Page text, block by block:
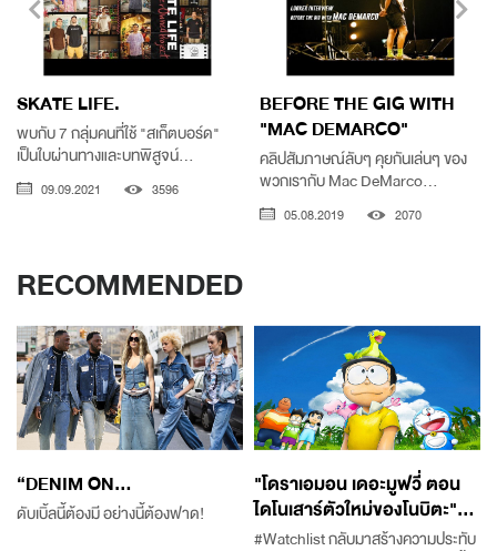
SKATE LIFE.
พบกับ 7 กลุ่มคนที่ใช้ "สเก็ตบอร์ด"
เป็นใบผ่านทางและบทพิสูจน์...
09.09.2021 3596
BEFORE THE GIG WITH
"MAC DEMARCO"
คลิปสัมภาษณ์ลับๆ คุยกันเล่นๆ ของ
พวกเรากับ Mac DeMarco...
05.08.2019 2070
RECOMMENDED
“DENIM ON...
ดับเบิ้ลนี้ต้องมี อย่างนี้ต้องฟาด!
"โดราเอมอน เดอะมูฟวี่ ตอน
ไดโนเสาร์ตัวใหม่ของโนบิตะ"...
#Watchlist กลับมาสร้างความประทับ